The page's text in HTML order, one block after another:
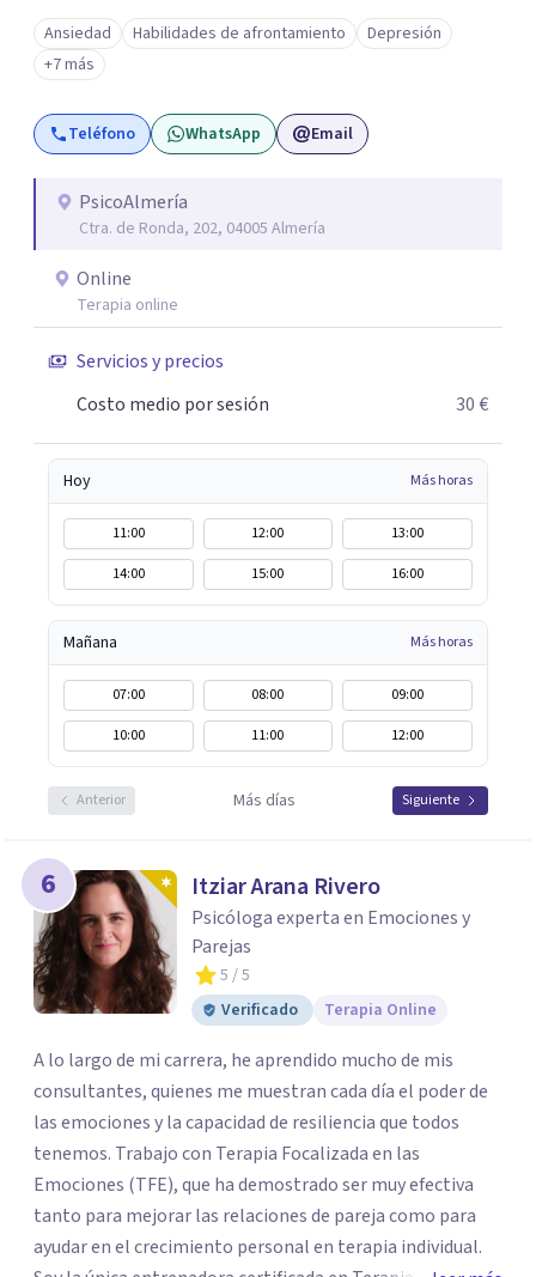
habilidades y desarrollo personal. ¡Tus objetivos son los
míos y juntos los alcanzaremos!. Mi objetivo principal es
que consigas el bienestar y equilibrio que buscas, siendo
consciente de que cada persona es diferente y por ello
inicialmente realizaremos una adecuada evaluación para
personalizado. Utilizo diferentes técnicas psicológicas
aunque mi especialidad es la hipnosis clínica, como
eficacia, reduciendo el tiempo de tratamiento y
consiguiendo cambios positivos desde la primera sesión.
¿Tienes dudas de cómo enfocaré tu problema o situación?
momento de dar el paso a una nueva etapa en tu vida.
Ansiedad Habilidades de afrontamiento
Depresión
+7 más
Teléfono WhatsApp Email
PsicoAlmería
Ctra. de Ronda, 202, 04005 Almería
Online
Terapia online
Servicios y precios
Costo medio por sesión
30 €
Hoy Más horas
11:00 12:00
13:00
14:00
15:00 16:00
Mañana Más horas
07:00 08:00
09:00
10:00
11:00 12:00
Anterior Más días Siguiente
6 Itziar Arana Rivero
Psicóloga experta en Emociones y
Parejas
5 / 5
Verificado
Terapia Online
A lo largo de mi carrera, he aprendido mucho de mis
consultantes, quienes me muestran cada día el poder de
las emociones y la capacidad de resiliencia que todos
tenemos. Trabajo con Terapia Focalizada en las
Emociones (TFE), que ha demostrado ser muy efectiva
tanto para mejorar las relaciones de pareja como para
ayudar en el crecimiento personal en terapia individual.